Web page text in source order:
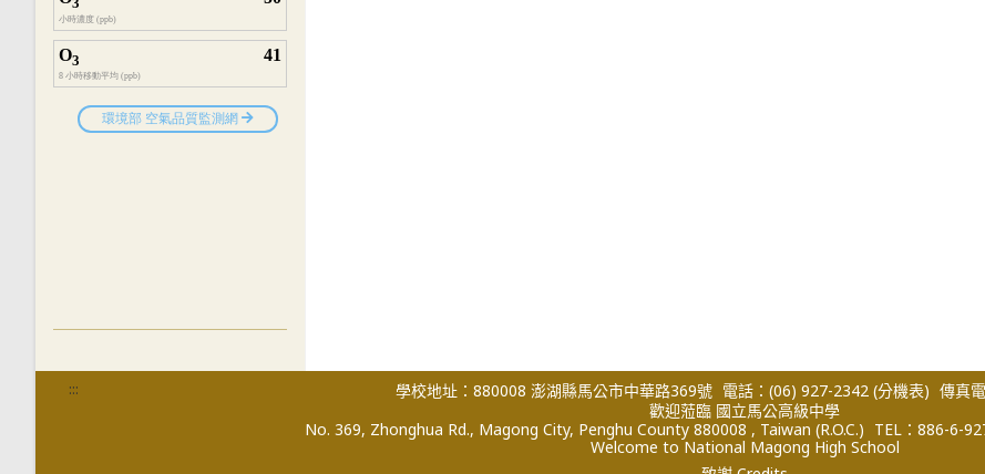
::: 學校地址：880008 澎湖縣馬公市中華路369號 電話：(06) 927-2342 (分機表) 傳真
歡迎蒞臨 國立馬公高級中學
No. 369, Zhonghua Rd., Magong City, Penghu County 880008 , Taiwan (R.O.C.) TEL：886-6-
Welcome to National Magong High School